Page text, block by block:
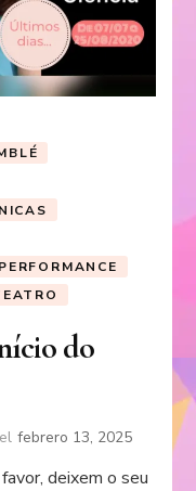
PERFORMANCE
do
febrero 13, 2025
deixem o seu